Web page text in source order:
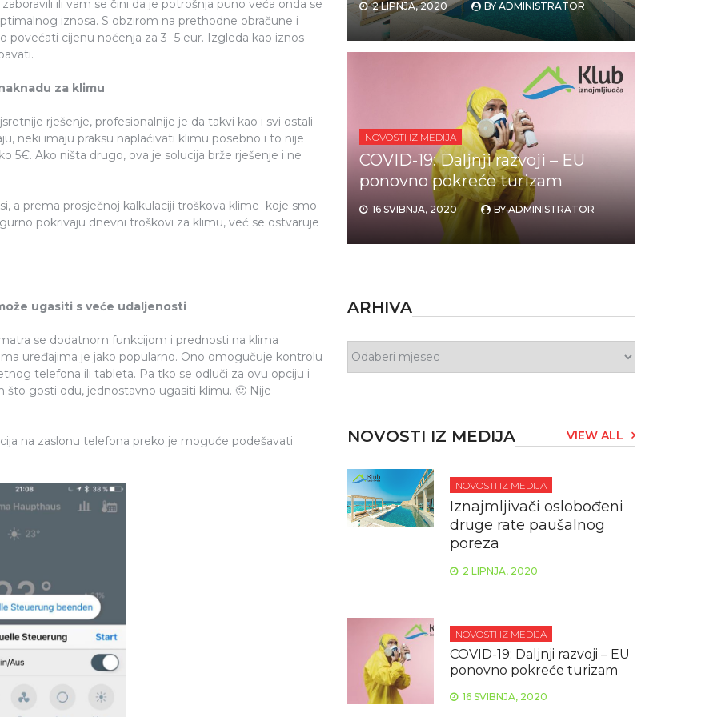
ili vam se čini da je potrošnja puno veća onda se
iznosa. S obzirom na prethodne obračune i
povećati cijenu noćenja za 3 -5 eur. Izgleda kao iznos
za klimu
rješenje, profesionalnije je da takvi kao i svi ostali
neki imaju praksu naplaćivati klimu posebno i to nije
5€. Ako ništa drugo, ova je solucija brže rješenje i ne
a prema prosječnoj kalkulaciji troškova klime koje smo
pokrivaju dnevni troškovi za klimu, već se ostvaruje
ugasiti s veće udaljenosti
se dodatnom funkcijom i prednosti na klima
uređajima je jako popularno. Ono omogučuje kontrolu
telefona ili tableta. Pa tko se odluči za ovu opciju i
gosti odu, jednostavno ugasiti klimu. 🙂 Nije
na zaslonu telefona preko je moguće podešavati
2 LIPNJA, 2020 BYADMINISTRATOR
NOVOSTI IZ MEDIJA
COVID-19: Daljnji razvoji – EU
ponovno pokreće turizam
16 SVIBNJA, 2020 BYADMINISTRATOR
ARHIVA
NOVOSTI IZ MEDIJA VIEW ALL
NOVOSTI IZ MEDIJA
Iznajmljivači oslobođeni
druge rate paušalnog
poreza
2 LIPNJA, 2020
NOVOSTI IZ MEDIJA
COVID-19: Daljnji razvoji – EU
ponovno pokreće turizam
16 SVIBNJA, 2020